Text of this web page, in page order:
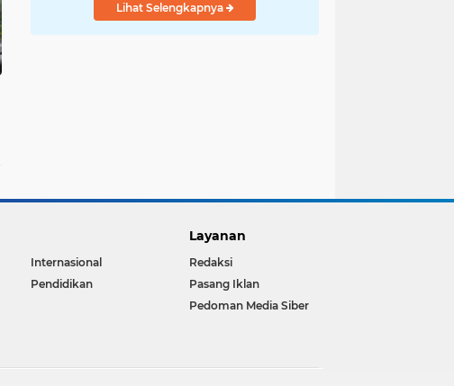
Lihat Selengkapnya
Internasional
Pendidikan
Layanan
Redaksi
Pasang Iklan
Pedoman Media Siber